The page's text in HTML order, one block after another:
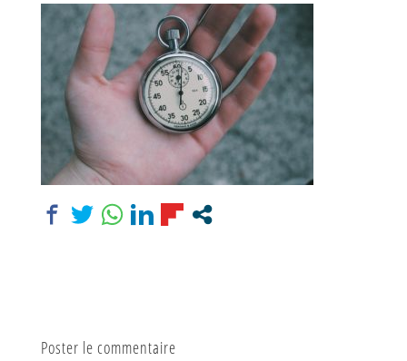
Poster le commentaire